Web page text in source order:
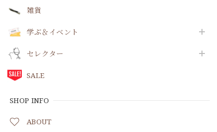
雑貨
学ぶ＆イベント
セレクター
SALE
SHOP INFO
ABOUT